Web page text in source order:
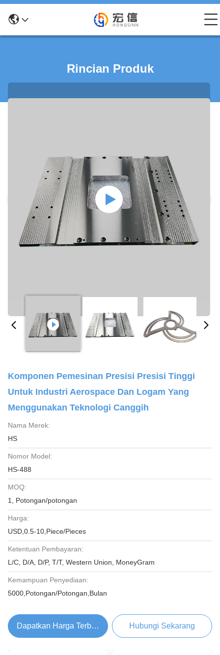
Rincian Produk
Komponen Pemesinan Presisi Presisi Tinggi
Untuk Industri Aerospace Dan Logam Yang
Menggunakan Teknologi Canggih
Nama Merek:
HS
Nomor Model:
HS-488
MOQ:
1, Potongan/potongan
Harga:
USD,0.5-10,Piece/Pieces
Ketentuan Pembayaran:
L/C, D/A, D/P, T/T, Western Union, MoneyGram
Kemampuan Penyediaan:
5000,Potongan/Potongan,Bulan
Dapatkan Harga Terbaik Hubungi Sekarang